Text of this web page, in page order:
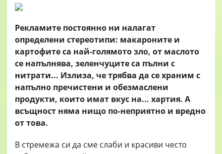
Рекламите постоянно ни налагат
определени стереотипи: макароните и
картофите са най-голямото зло, от маслото
се напълнява, зеленчуците са пълни с
нитрати... Излиза, че трябва да се храним с
напълно пречистени и обезмаслени
продукти, които имат вкус на... хартия. А
всъщност няма нищо по-неприятно и вредно
от това.
В стремежа си да сме слаби и красиви често